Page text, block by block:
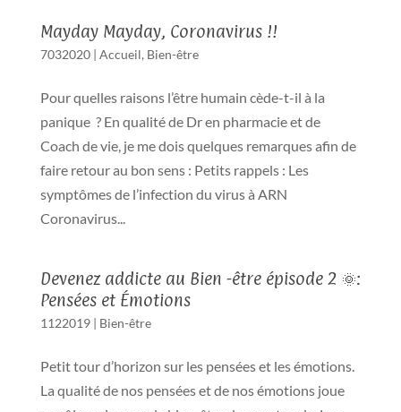
Mayday Mayday, Coronavirus !!
7032020| Accueil, Bien-être
Pour quelles raisons l’être humain cède-t-il à la
panique ? En qualité de Dr en pharmacie et de
Coach de vie, je me dois quelques remarques afin de
faire retour au bon sens : Petits rappels : Les
symptômes de l’infection du virus à ARN
Coronavirus...
Devenez addicte au Bien -être épisode 2 🌞:
Pensées et Émotions
1122019| Bien-être
Petit tour d’horizon sur les pensées et les émotions.
La qualité de nos pensées et de nos émotions joue